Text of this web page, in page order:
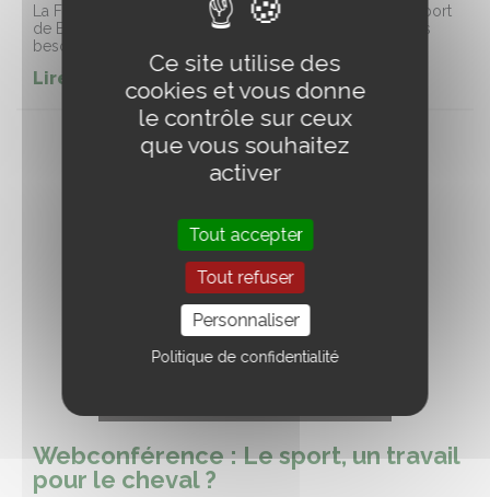
La Fédération des Eleveurs de Poneys et Chevaux de Sport
de Bourgogne Franche-Comté souhaiterait connaître les
besoins en formation de ses adhérents
Lire la suite de l'article
Webconférence : Le sport, un travail
pour le cheval ?
Ce site utilise des
cookies et vous donne
le contrôle sur ceux
que vous souhaitez
activer
Tout accepter
Tout refuser
Personnaliser
Politique de confidentialité